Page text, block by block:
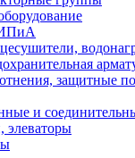
защитные
и
элеваторы